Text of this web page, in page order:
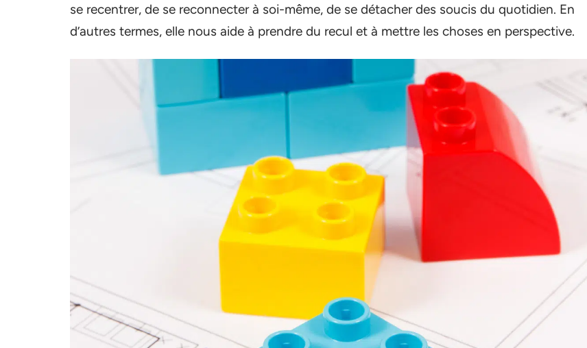
se recentrer, de se reconnecter à soi-même, de se détacher des soucis du quotidien. En
d’autres termes, elle nous aide à prendre du recul et à mettre les choses en perspective.